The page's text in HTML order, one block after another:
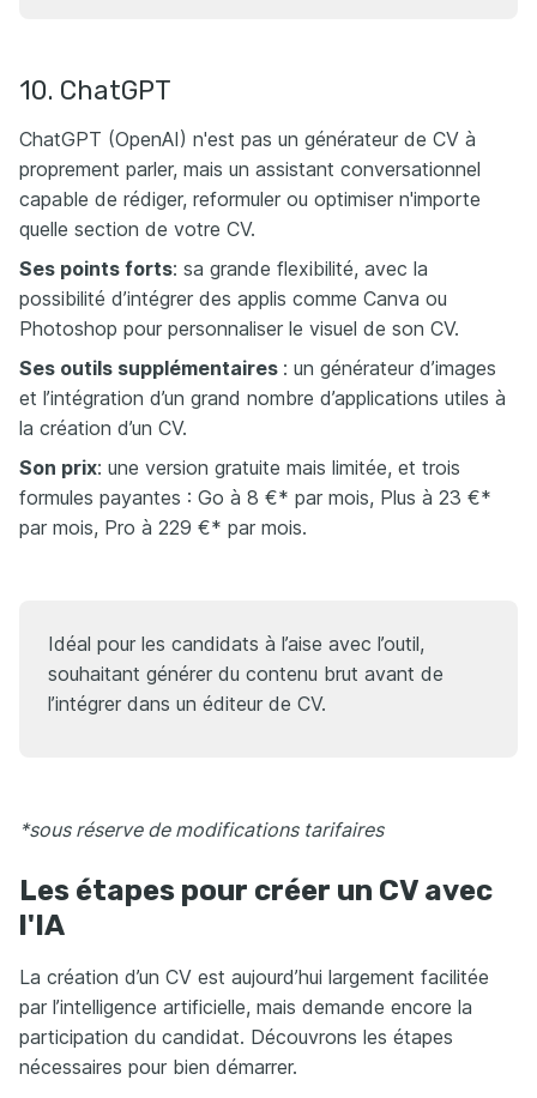
10. ChatGPT
ChatGPT (OpenAI) n'est pas un générateur de CV à
proprement parler, mais un assistant conversationnel
capable de rédiger, reformuler ou optimiser n'importe
quelle section de votre CV.
Ses points forts: sa grande flexibilité, avec la
possibilité d’intégrer des applis comme Canva ou
Photoshop pour personnaliser le visuel de son CV.
Ses outils supplémentaires : un générateur d’images
et l’intégration d’un grand nombre d’applications utiles à
la création d’un CV.
Son prix: une version gratuite mais limitée, et trois
formules payantes : Go à 8 €* par mois, Plus à 23 €*
par mois, Pro à 229 €* par mois.
Idéal pour les candidats à l’aise avec l’outil,
souhaitant générer du contenu brut avant de
l’intégrer dans un éditeur de CV.
*sous réserve de modifications tarifaires
Les étapes pour créer un CV avec
l'IA
La création d’un CV est aujourd’hui largement facilitée
par l’intelligence artificielle, mais demande encore la
participation du candidat. Découvrons les étapes
nécessaires pour bien démarrer.